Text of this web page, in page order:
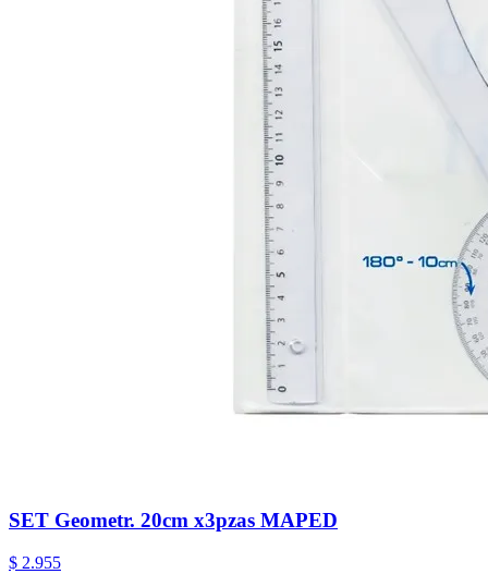
SET Geometr. 20cm x3pzas MAPED
$ 2.955